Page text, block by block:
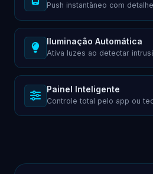
Push instantâneo com
Iluminação Automática
Ativa luzes ao detectar
Painel Inteligente
Controle total pelo app ou